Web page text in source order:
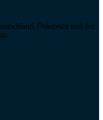
Österreich und der